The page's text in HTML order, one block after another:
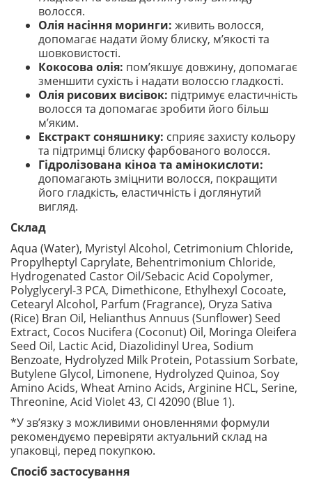
волосся.
Олія насіння моринги: живить волосся,
допомагає надати йому блиску, м’якості та
шовковистості.
Кокосова олія: пом’якшує довжину, допомагає
зменшити сухість і надати волоссю гладкості.
Олія рисових висівок: підтримує еластичність
волосся та допомагає зробити його більш
м’яким.
Екстракт соняшнику: сприяє захисту кольору
та підтримці блиску фарбованого волосся.
Гідролізована кіноа та амінокислоти:
допомагають зміцнити волосся, покращити
його гладкість, еластичність і доглянутий
вигляд.
Склад
Aqua (Water), Myristyl Alcohol, Cetrimonium Chloride,
Propylheptyl Caprylate, Behentrimonium Chloride,
Hydrogenated Castor Oil/Sebacic Acid Copolymer,
Polyglyceryl-3 PCA, Dimethicone, Ethylhexyl Cocoate,
Cetearyl Alcohol, Parfum (Fragrance), Oryza Sativa
(Rice) Bran Oil, Helianthus Annuus (Sunflower) Seed
Extract, Cocos Nucifera (Coconut) Oil, Moringa Oleifera
Seed Oil, Lactic Acid, Diazolidinyl Urea, Sodium
Benzoate, Hydrolyzed Milk Protein, Potassium Sorbate,
Butylene Glycol, Limonene, Hydrolyzed Quinoa, Soy
Amino Acids, Wheat Amino Acids, Arginine HCL, Serine,
Threonine, Acid Violet 43, CI 42090 (Blue 1).
*У зв’язку з можливими оновленнями формули
рекомендуємо перевіряти актуальний склад на
упаковці, перед покупкою.
Спосіб застосування